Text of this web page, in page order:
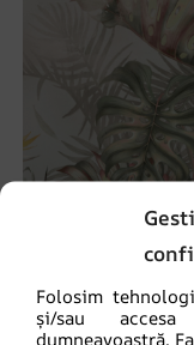
Folosim
și/sau
dumneavoastră.